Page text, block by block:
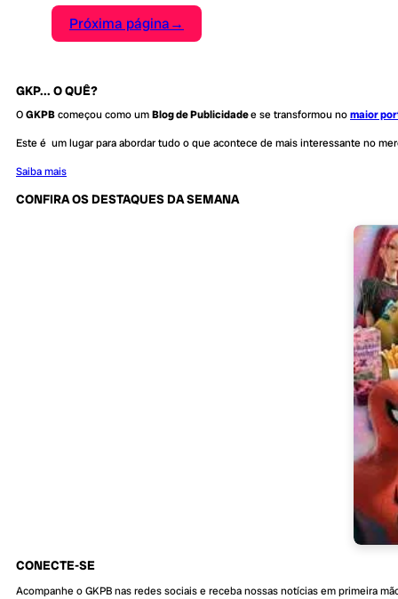
Próxima página→
GKP... O QUÊ?
OGKPBcomeçou como umBlog de Publicidadee se transformou nomaior
Este é um lugar para abordar tudo o que acontece de mais interessante no
Saiba mais
CONFIRA OS DESTAQUES DA SEMANA
CONECTE-SE
Acompanhe o GKPB nas redes sociais e receba nossas notícias em primeira